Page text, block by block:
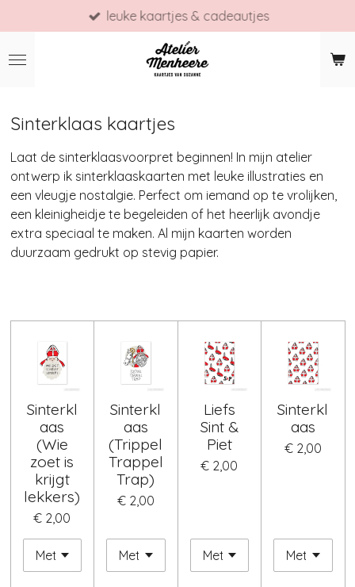
direct
naar
leuke kaartjes & cadeautjes
Sinterklaas kaartjes
Laat de sinterklaasvoorpret beginnen! In mijn atelier
ontwerp ik sinterklaaskaarten met leuke illustraties en
een vleugje nostalgie. Perfect om iemand op te vrolijken,
een kleinigheidje te begeleiden of het heerlijk avondje
extra speciaal te maken. Al mijn kaarten worden
duurzaam gedrukt op stevig papier.
Sinterkl
aas
(Wie
zoet is
krijgt
lekkers)
€ 2,00
Sinterkl
aas
(Trippel
Trappel
Trap)
€ 2,00
Liefs
Sint &
Piet
€ 2,00
Sinterkl
aas
€ 2,00